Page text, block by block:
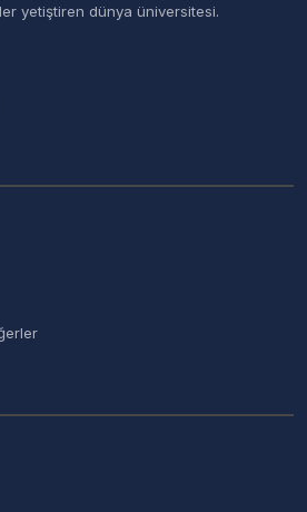
yetiştiren dünya üniversitesi.